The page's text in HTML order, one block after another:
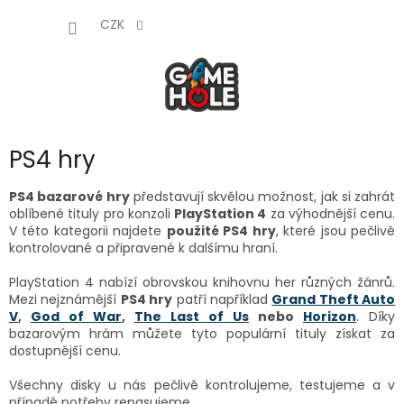
CZK
PS4 hry
PS4 bazarové hrypředstavují skvělou možnost, jak si zahrát
oblíbené tituly pro konzoli PlayStation 4 za výhodnější cenu.
V této kategorii najdete použité PS4 hry, které jsou pečlivě
kontrolované a připravené k dalšímu hraní.
PlayStation 4 nabízí obrovskou knihovnu her různých žánrů.
Mezi nejznámější PS4 hry patří například Grand Theft Auto
V, God of War, The Last of Us nebo Horizon. Díky
bazarovým hrám můžete tyto populární tituly získat za
dostupnější cenu.
Všechny disky u nás pečlivě kontrolujeme, testujeme a v